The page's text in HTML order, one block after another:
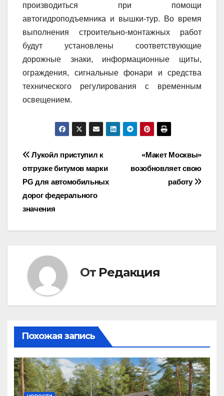
производиться при помощи
автогидроподъемника и вышки-тур. Во время
выполнения строительно-монтажных работ
будут установлены соответствующие
дорожные знаки, информационные щиты,
ограждения, сигнальные фонари и средства
технического регулирования с временным
освещением.
Навигация
по
записям
«Макет Москвы»
возобновляет свою
работу
Лукойл приступил к
отгрузке битумов марки
PG для автомобильных
дорог федерального
значения
От Редакция
Похожая запись